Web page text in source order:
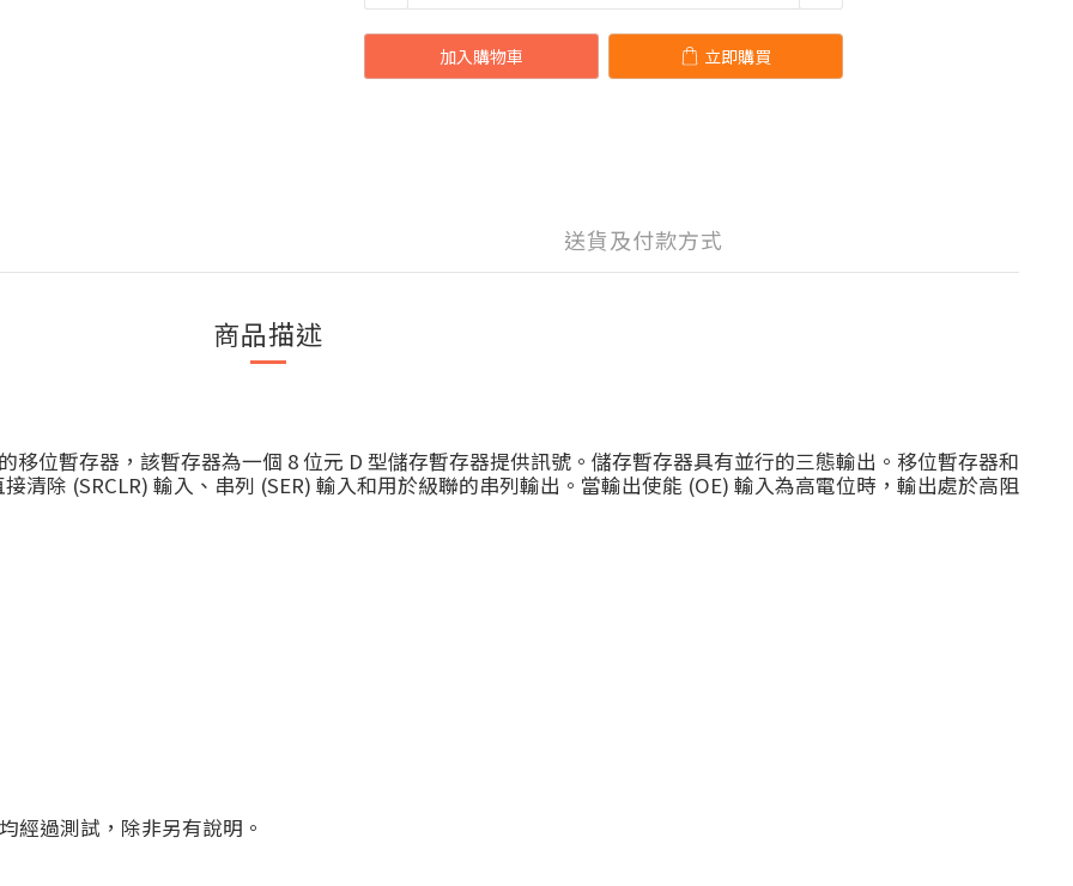
加入購物車 立即購買
送貨及付款方式
商品描述
移位暫存器，該暫存器為一個 8 位元 D 型儲存暫存器提供訊號。儲存暫存器具有並行的三態輸出。移位暫存器和
清除 (SRCLR) 輸入、串列 (SER) 輸入和用於級聯的串列輸出。當輸出使能 (OE) 輸入為高電位時，輸出處於高阻
經過測試，除非另有說明。